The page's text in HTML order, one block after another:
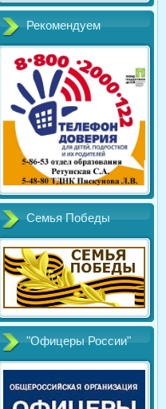
Рекомендуем
Семья Победы
"Офицеры России"